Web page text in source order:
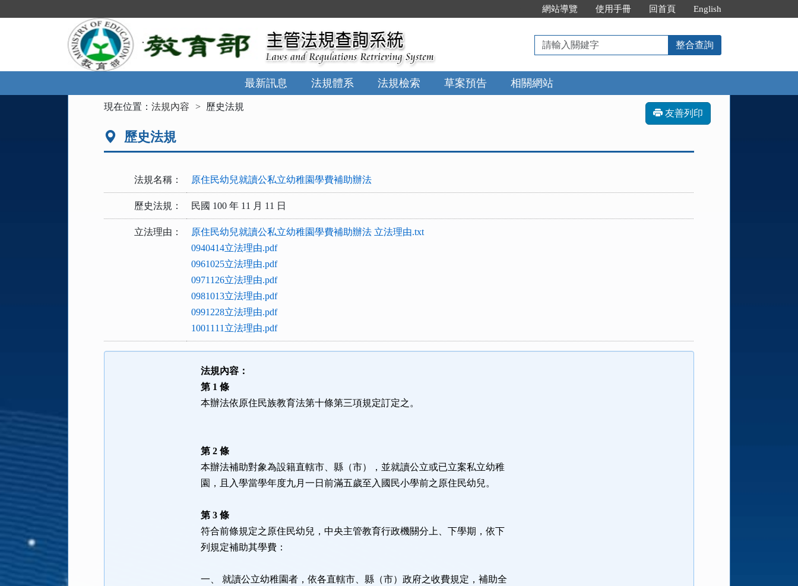
到
網站導覽 使用手冊 回首頁 English
請
輸
入
關
鍵
整合查詢
最新訊息 法規體系 法規檢索 草案預告 相關網站
現在位置：法規內容 歷史法規
友善列印
歷史法規
法規名稱： 原住民幼兒就讀公私立幼稚園學費補助辦法
歷史法規： 民國 100 年 11 月 11 日
立法理由：
原住民幼兒就讀公私立幼稚園學費補助辦法 立法理由.txt
0940414立法理由.pdf
0961025立法理由.pdf
0971126立法理由.pdf
0981013立法理由.pdf
0991228立法理由.pdf
1001111立法理由.pdf
法規內容：
第 1 條
本辦法依原住民族教育法第十條第三項規定訂定之。
第 2 條
本辦法補助對象為設籍直轄市、縣（市），並就讀公立或已立案私立幼稚
園，且入學當學年度九月一日前滿五歲至入國民小學前之原住民幼兒。
第 3 條
符合前條規定之原住民幼兒，中央主管教育行政機關分上、下學期，依下
列規定補助其學費：
一、 就讀公立幼稚園者，依各直轄市、縣（市）政府之收費規定，補助全